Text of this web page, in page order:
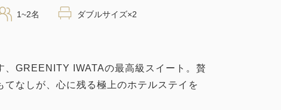
1~2名 ダブルサイズ×2
、GREENITY IWATAの最高級スイート。贅
てなしが、心に残る極上のホテルステイを